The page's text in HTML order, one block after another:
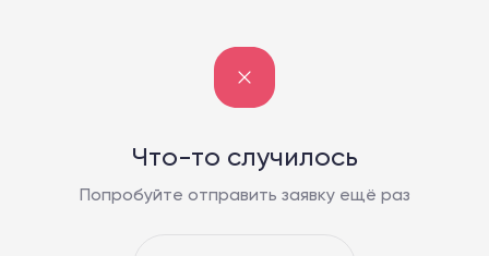
Что-то случилось
Попробуйте отправить заявку ещё раз